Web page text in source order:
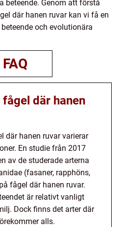
beteende. Genom att förstå
där hanen ruvar kan vi få en
och evolutionära
FAQ
där hanen
där hanen ruvar varierar
En studie från 2017
av de studerade arterna
(fasaner, rapphöns,
fågel där hanen ruvar.
är relativt vanligt
Dock finns det arter där
alls.